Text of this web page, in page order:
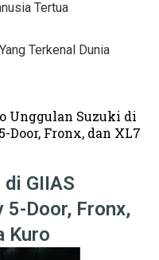
Aluminium, Ketahui
yang Sering Diabaikan
Ciri Khas dan Aturan Desain
Dinding Modern dari Stik Es
untuk Rumah Sempit
Basah agar Rapi dan Awet!
Rumah Terbesar di Dunia!
Tertua
Terkenal Dunia
Unggulan Suzuki di
Door, Fronx, dan XL7
GIIAS
5-Door, Fronx,
Kuro